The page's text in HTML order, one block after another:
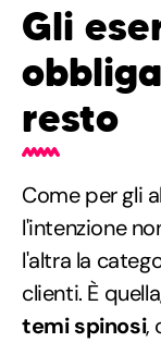
Gli
resto
Come per gli
l'intenzione
l'altra la
clienti. È
temi spinosi,